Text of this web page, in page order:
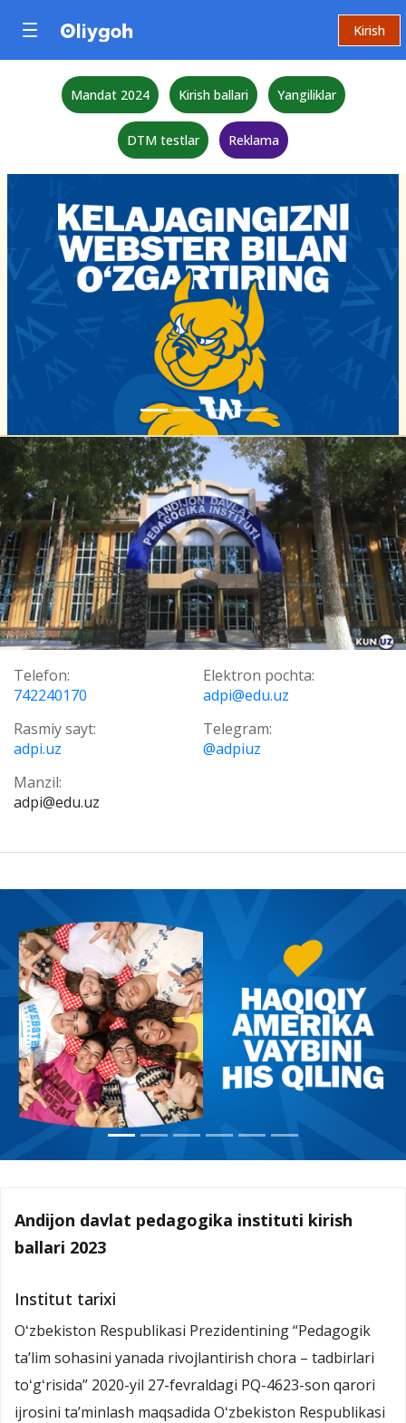
Kirish
Mandat 2024 Kirish ballari Yangiliklar
DTM testlar Reklama
Telefon:
742240170
Elektron pochta:
adpi@edu.uz
Rasmiy sayt:
adpi.uz
Telegram:
@adpiuz
Manzil:
adpi@edu.uz
Andijon davlat pedagogika instituti kirish
ballari 2023
Institut tarixi
Oʻzbekiston Respublikasi Prezidentining “Pedagogik
ta’lim sohasini yanada rivojlantirish chora – tadbirlari
toʻgʻrisida” 2020-yil 27-fevraldagi PQ-4623-son qarori
ijrosini taʼminlash maqsadida Oʻzbekiston Respublikasi